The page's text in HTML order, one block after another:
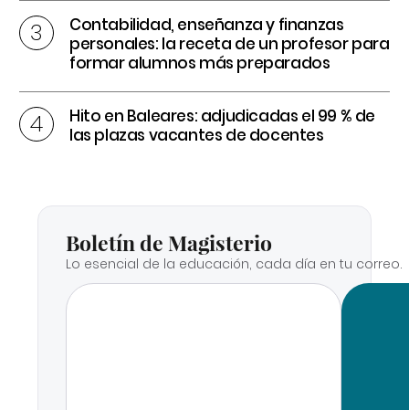
Contabilidad, enseñanza y finanzas
personales: la receta de un profesor para
formar alumnos más preparados
Hito en Baleares: adjudicadas el 99 % de
las plazas vacantes de docentes
Boletín de Magisterio
Lo esencial de la educación, cada día en tu correo.